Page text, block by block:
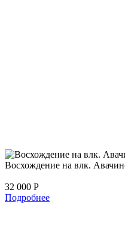
Восхождение на влк.
32 000 Р
Подробнее